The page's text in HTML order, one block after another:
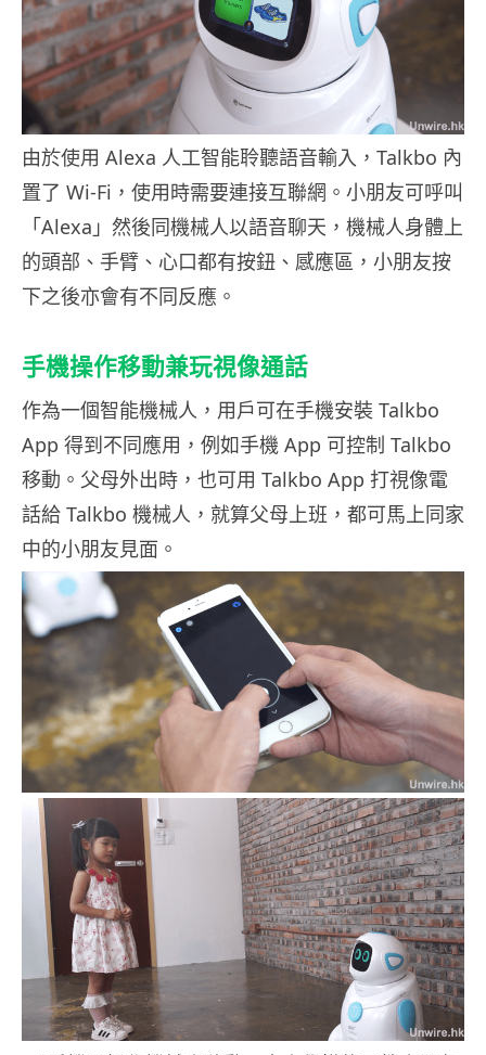
由於使用 Alexa 人工智能聆聽語音輸入，Talkbo 內
置了 Wi-Fi，使用時需要連接互聯網。小朋友可呼叫
「Alexa」然後同機械人以語音聊天，機械人身體上
的頭部、手臂、心口都有按鈕、感應區，小朋友按
下之後亦會有不同反應。
手機操作移動兼玩視像通話
作為一個智能機械人，用戶可在手機安裝 Talkbo
App 得到不同應用，例如手機 App 可控制 Talkbo
移動。父母外出時，也可用 Talkbo App 打視像電
話給 Talkbo 機械人，就算父母上班，都可馬上同家
中的小朋友見面。